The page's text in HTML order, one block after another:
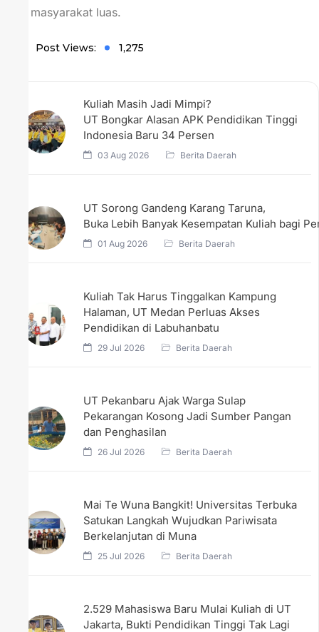
dan masyarakat luas.
Post Views: 1,275
Kuliah Masih Jadi Mimpi?
UT Bongkar Alasan APK Pendidikan Tinggi
Indonesia Baru 34 Persen
03 Aug 2026 Berita Daerah
UT Sorong Gandeng Karang Taruna,
Buka Lebih Banyak Kesempatan Kuliah bagi
01 Aug 2026 Berita Daerah
Kuliah Tak Harus Tinggalkan Kampung
Halaman, UT Medan Perluas Akses
Pendidikan di Labuhanbatu
29 Jul 2026 Berita Daerah
UT Pekanbaru Ajak Warga Sulap
Pekarangan Kosong Jadi Sumber Pangan
dan Penghasilan
26 Jul 2026 Berita Daerah
Mai Te Wuna Bangkit! Universitas Terbuka
Satukan Langkah Wujudkan Pariwisata
Berkelanjutan di Muna
25 Jul 2026 Berita Daerah
2.529 Mahasiswa Baru Mulai Kuliah di UT
Jakarta, Bukti Pendidikan Tinggi Tak Lagi